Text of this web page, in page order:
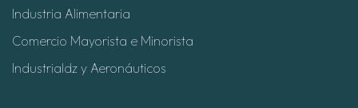
Industria Alimentaria
Comercio Mayorista e Minorista
Industrialdz y Aeronáuticos